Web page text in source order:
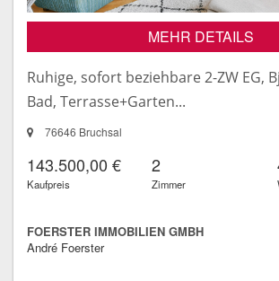
MEHR DETAILS
Ruhige, sofort beziehbare 2-ZW EG,
Bad, Terrasse+Garten...
76646 Bruchsal
143.500,00 €
Kaufpreis
2
Zimmer
FOERSTER IMMOBILIEN GMBH
André Foerster